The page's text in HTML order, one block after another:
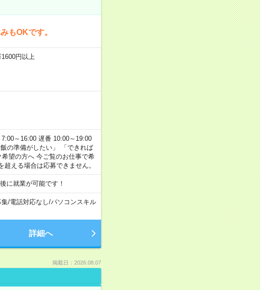
もOKです。
円以上
～16:00 遅番 10:00～19:00
の準備がしたい」 「できれば
望の方へ 今ご覧のお仕事で希
える場合は応募できません。
に就業が可能です！
集/電話対応なし/パソコンスキル
詳細へ
掲載日：2026.08.07